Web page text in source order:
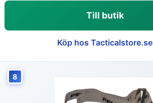
Till butik
Köp hos Tacticalstore.se
8